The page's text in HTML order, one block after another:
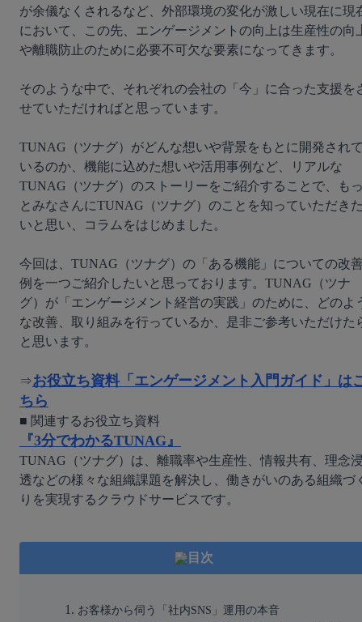
が余儀なくされるなど、外部環境の変化が激しい現在に現
において、この先、エンゲージメントの向上は生産性の向
や離職防止のために必要不可欠な要素になってきます。
そのような中で、それぞれの会社の「今」に合った支援を
せていただければと思っています。
TUNAG（ツナグ）がどんな想いや背景をもとに開発され
いるのか、機能に込めた想いや活用事例など、リアルな
TUNAG（ツナグ）のストーリーをご紹介することで、も
とみなさんにTUNAG（ツナグ）のことを知っていただき
いと思い、コラムをはじめました。
今回は、TUNAG（ツナグ）の「ある機能」についての改
例を一つご紹介したいと思っております。TUNAG（ツナ
グ）が「エンゲージメント経営の実践」のために、どのよ
な改善、取り組みを行っているか、是非ご参考いただけた
と思います。
⇒お役立ち資料「エンゲージメント入門ガイド」は
ちら
『3分でわかるTUNAG』
TUNAG（ツナグ）は、離職率や生産性、情報共有、理念
透などの様々な組織課題を解決し、働きがいのある組織づ
りを実現するクラウドサービスです。
目次
お客様から伺う「社内SNS」運用の本音